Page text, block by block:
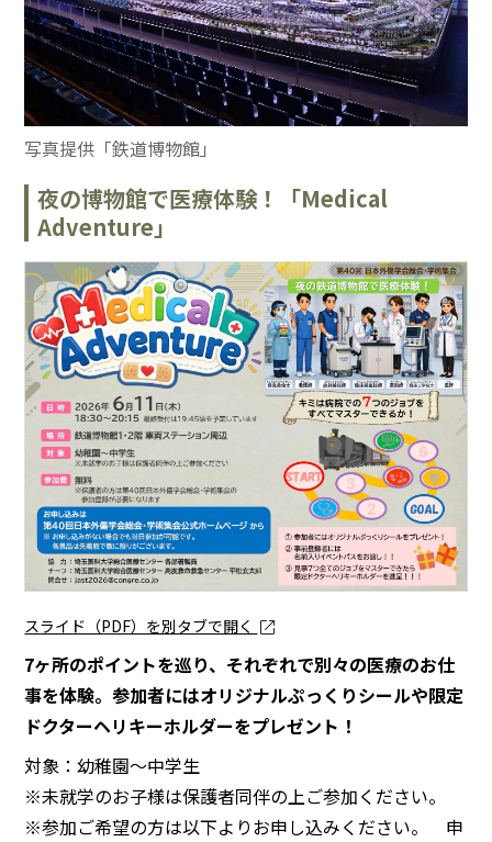
写真提供「鉄道博物館」
夜の博物館で医療体験！「Medical
Adventure」
スライド（PDF）を別タブで開く open_in_new
7ヶ所のポイントを巡り、それぞれで別々の医療のお仕
事を体験。参加者にはオリジナルぷっくりシールや限定
ドクターヘリキーホルダーをプレゼント！
対象：幼稚園～中学生
※未就学のお子様は保護者同伴の上ご参加ください。
※参加ご希望の方は以下よりお申し込みください。 申